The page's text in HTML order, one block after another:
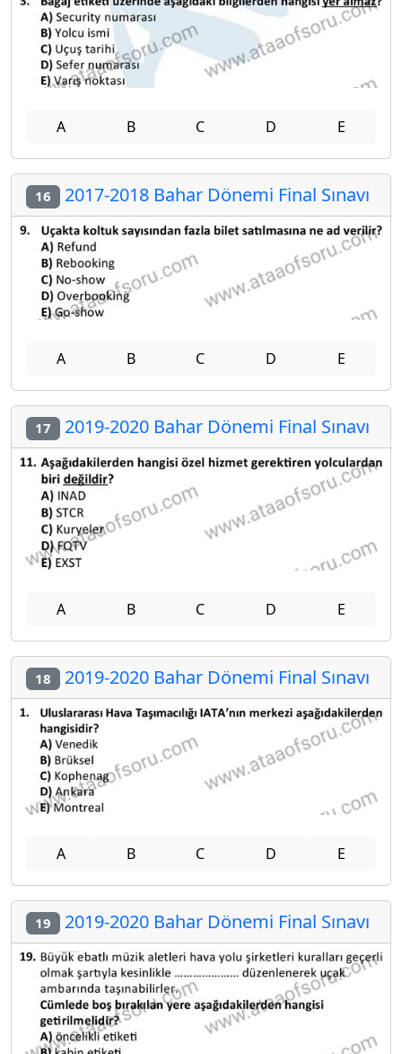
A B C D E
16 2017-2018 Bahar Dönemi Final Sınavı
A B C D E
17 2019-2020 Bahar Dönemi Final Sınavı
A B C D E
18 2019-2020 Bahar Dönemi Final Sınavı
A B C D E
19 2019-2020 Bahar Dönemi Final Sınavı